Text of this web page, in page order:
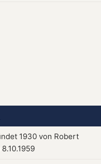
1930 von Robert